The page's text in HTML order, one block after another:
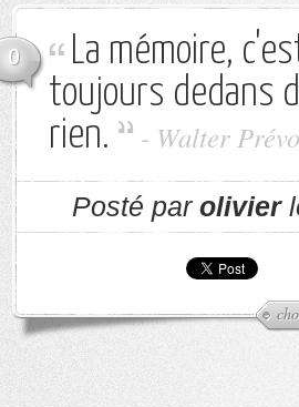
0
La mémoire,
toujours dedans
rien.
- Walter
Posté par olivier